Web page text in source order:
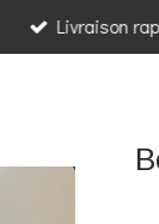
Livraison